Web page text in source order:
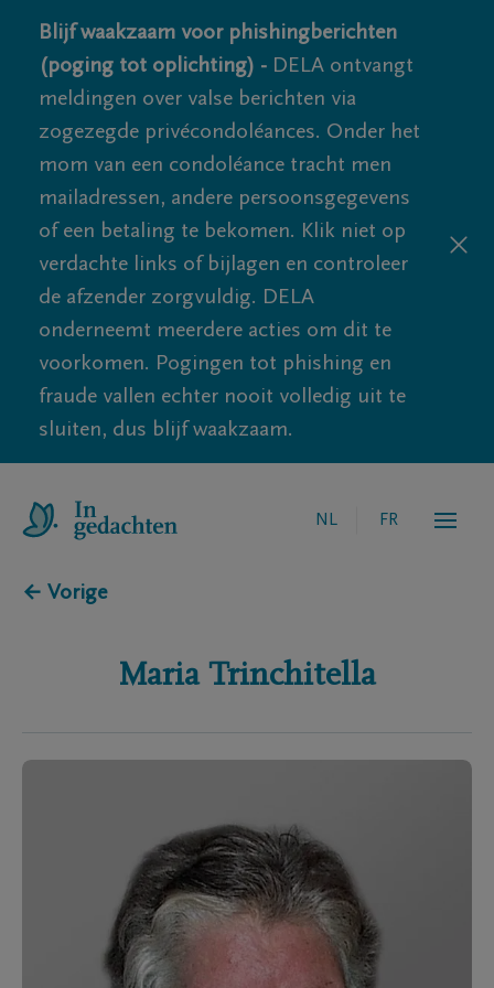
Blijf waakzaam voor phishingberichten
(poging tot oplichting) - DELA ontvangt
meldingen over valse berichten via
zogezegde privécondoléances. Onder het
mom van een condoléance tracht men
mailadressen, andere persoonsgegevens
of een betaling te bekomen. Klik niet op
verdachte links of bijlagen en controleer
de afzender zorgvuldig. DELA
onderneemt meerdere acties om dit te
voorkomen. Pogingen tot phishing en
fraude vallen echter nooit volledig uit te
sluiten, dus blijf waakzaam.
NL FR
← Vorige
Maria Trinchitella